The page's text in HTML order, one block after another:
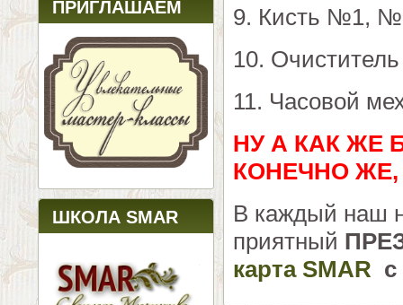
ПРИГЛАШАЕМ
ШКОЛА SMAR
9. Кисть №1,
10.
11. Часовой
НУ А КАК ЖЕ
КОНЕЧНО
В каждый наш
приятный
карта SMAR